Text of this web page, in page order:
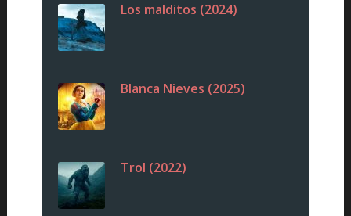
Los malditos (2024)
Blanca Nieves (2025)
Trol (2022)